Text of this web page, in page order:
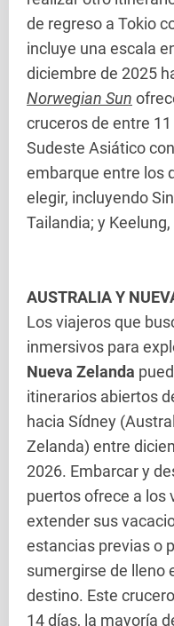
de regreso a Tokio
incluye una escala
diciembre de 2025
Norwegian Sun
cruceros de entre
Sudeste Asiático
embarque entre los
elegir, incluyendo
Tailandia; y
AUSTRALIA Y
Los viajeros que
inmersivos para
Nueva Zelanda
itinerarios abiertos
hacia Sídney
Zelanda) entre
2026. Embarcar y
puertos ofrece a los
extender sus
estancias previas o
sumergirse de lleno
destino. Este
14 días, la mayoría